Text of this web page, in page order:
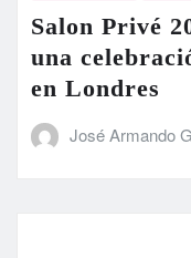
Salon Privé
una
en Londres
José Armando